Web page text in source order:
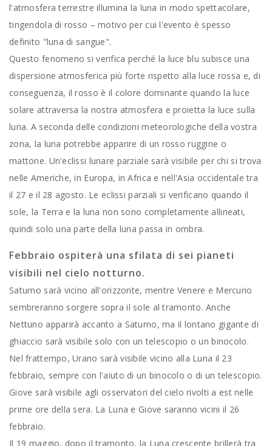
l'atmosfera terrestre illumina la luna in modo spettacolare,
tingendola di rosso – motivo per cui l'evento è spesso
definito "luna di sangue".
Questo fenomeno si verifica perché la luce blu subisce una
dispersione atmosferica più forte rispetto alla luce rossa e, di
conseguenza, il rosso è il colore dominante quando la luce
solare attraversa la nostra atmosfera e proietta la luce sulla
luna. A seconda delle condizioni meteorologiche della vostra
zona, la luna potrebbe apparire di un rosso ruggine o
mattone. Un'eclissi lunare parziale sarà visibile per chi si trova
nelle Americhe, in Europa, in Africa e nell'Asia occidentale tra
il 27 e il 28 agosto. Le eclissi parziali si verificano quando il
sole, la Terra e la luna non sono completamente allineati,
quindi solo una parte della luna passa in ombra.
Febbraio ospiterà una sfilata di sei pianeti
visibili nel cielo notturno.
Saturno sarà vicino all'orizzonte, mentre Venere e Mercurio
sembreranno sorgere sopra il sole al tramonto. Anche
Nettuno apparirà accanto a Saturno, ma il lontano gigante di
ghiaccio sarà visibile solo con un telescopio o un binocolo.
Nel frattempo, Urano sarà visibile vicino alla Luna il 23
febbraio, sempre con l'aiuto di un binocolo o di un telescopio.
Giove sarà visibile agli osservatori del cielo rivolti a est nelle
prime ore della sera. La Luna e Giove saranno vicini il 26
febbraio.
Il 19 maggio, dopo il tramonto, la Luna crescente brillerà tra